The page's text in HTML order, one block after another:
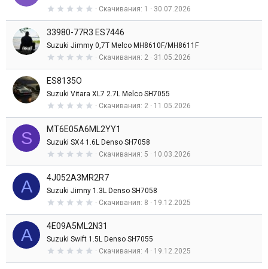
е
з
д
0
0
з
в
е
з
Скачивания 1 30.07.2026
33980-77R3 ES7446
Suzuki Jimmy 0,7T Melco MH8610F/MH8611F
0
з
в
е
з
д
Скачивания 2 31.05.2026
ES8135O
Suzuki Vitara XL7 2.7L Melco SH7055
0
0
з
в
е
з
д
Скачивания 2 11.05.2026
S MT6E05A6ML2YY1
Suzuki SX4 1.6L Denso SH7058
0
0
з
в
е
з
д
Скачивания 5 10.03.2026
A 4J052A3MR2R7
Suzuki Jimny 1.3L Denso SH7058
0
0
з
в
е
з
Скачивания 8 19.12.2025
A 4E09A5ML2N31
Suzuki Swift 1.5L Denso SH7055
0 Скачивания 4 19.12.2025